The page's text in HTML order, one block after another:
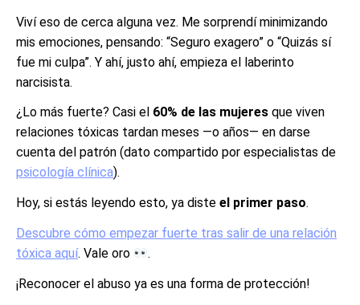
Viví eso de cerca alguna vez. Me sorprendí minimizando
mis emociones, pensando: “Seguro exagero” o “Quizás sí
fue mi culpa”. Y ahí, justo ahí, empieza el laberinto
narcisista.
¿Lo más fuerte? Casi el 60% de las mujeres que viven
relaciones tóxicas tardan meses —o años— en darse
cuenta del patrón (dato compartido por especialistas de
psicología clínica).
Hoy, si estás leyendo esto, ya diste el primer paso.
Descubre cómo empezar fuerte tras salir de una relación
tóxica aquí. Vale oro
.
¡Reconocer el abuso ya es una forma de protección!